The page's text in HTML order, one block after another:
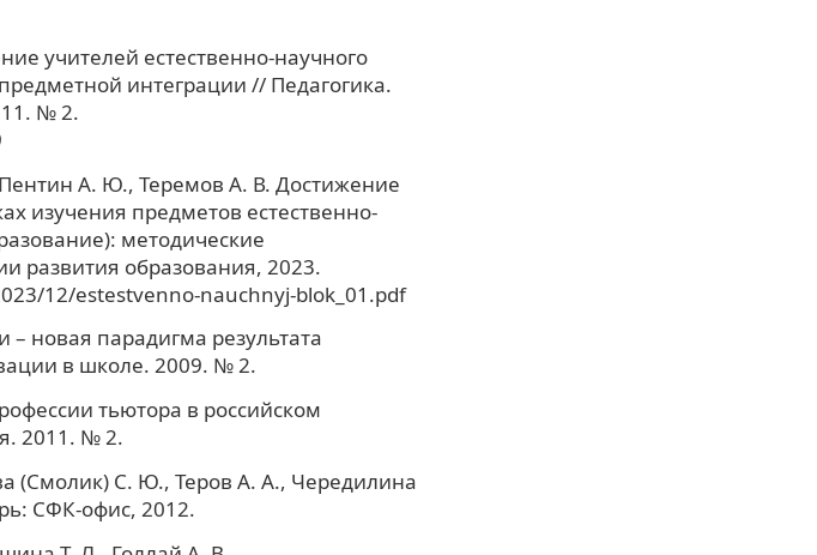
учителей естественно-научного
интеграции // Педагогика.
11. № 2.
А. Ю., Теремов А. В. Достижение
изучения предметов естественно-
методические
развития образования, 2023.
12/estestvenno-nauchnyj-blok_01.pdf
новая парадигма результата
в школе. 2009. № 2.
тьютора в российском
2011. № 2.
(Смолик) С. Ю., Теров А. А., Чередилина
СФК-офис, 2012.